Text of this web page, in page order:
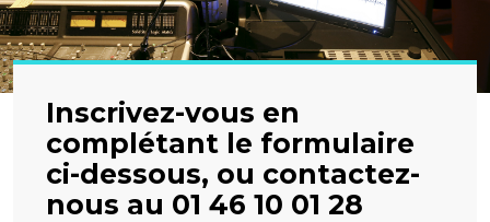
Inscrivez-vous en
complétant le formulaire
ci-dessous, ou contactez-
nous au 01 46 10 01 28